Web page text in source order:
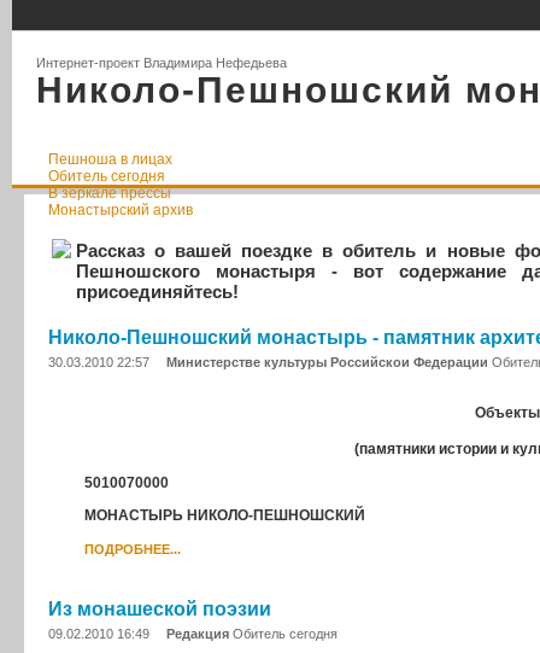
Интернет-проект Владимира Нефедьева
Николо-Пешношский
Пешноша в лицах
Обитель сегодня
В зеркале прессы
Монастырский архив
Рассказ о вашей поездке в обитель и новые
Пешношского монастыря - вот содержание
присоединяйтесь!
Николо-Пешношский монастырь - памятник
30.03.2010 22:57 Министерстве культуры Российскои Федерации
Объекты
(памятники истории и
5010070000
МОНАСТЫРЬ НИКОЛО-ПЕШНОШСКИЙ
ПОДРОБНЕЕ...
Из монашеской поэзии
09.02.2010 16:49 Редакция Обитель сегодня